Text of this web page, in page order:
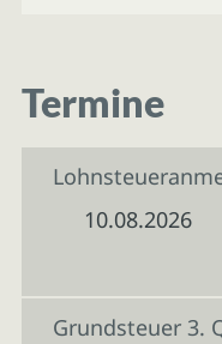
Termine
10.08.2026
Grundsteuer 3.